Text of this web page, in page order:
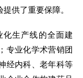
供了重要保障。
化生产线的全面建
专业化学术营销团
经内科、老年科等